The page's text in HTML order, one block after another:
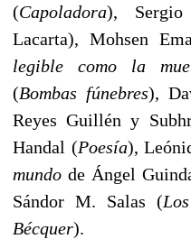
(Capoladora),
Lacarta), Mohsen
legible como la
(Bombas fúnebres),
Reyes Guillén y
Handal (Poesía),
mundo de Ángel
Sándor M. Salas (
Bécquer).